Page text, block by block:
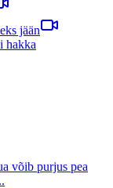
jään
hakka
võib purjus pea